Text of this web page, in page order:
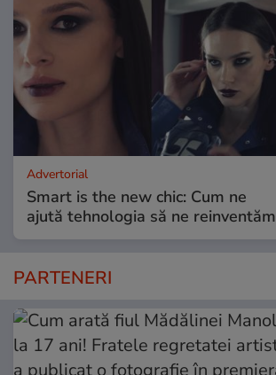
Advertorial
Smart is the new chic: Cum ne
ajută tehnologia să ne reinventăm
PARTENERI